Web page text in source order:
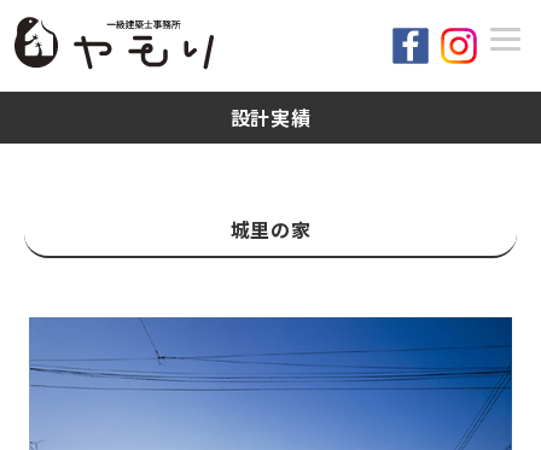
設計実績
城里の家